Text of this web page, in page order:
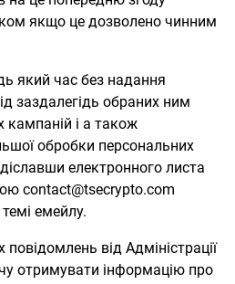
якщо це дозволено чинним
який час без надання
заздалегідь обраних ним
і а також
обробки персональних
електронного листа
contact@tsecrypto.com
емейлу.
від Адміністрації
отримувати інформацію про